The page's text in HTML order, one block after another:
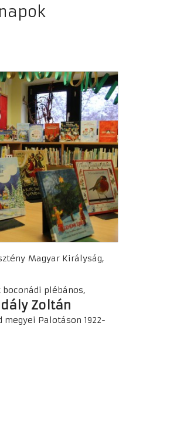
Magyar Királyság,
boconádi plébános,
Zoltán
Palotáson 1922-